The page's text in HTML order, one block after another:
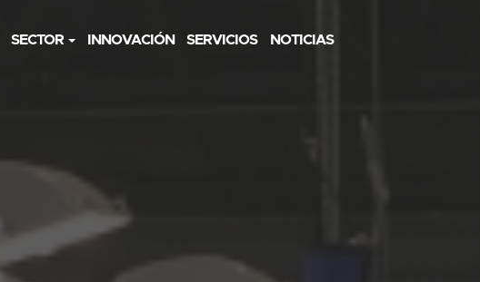
SECTOR INNOVACIÓN SERVICIOS NOTICIAS